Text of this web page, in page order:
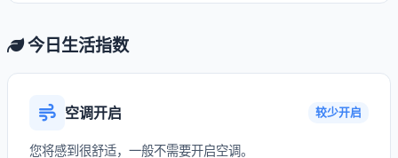
今日生活指数
空调开启 较少开启
您将感到很舒适，一般不需要开启空调。